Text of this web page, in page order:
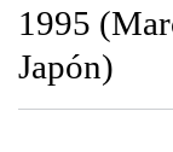
1995
Japón)